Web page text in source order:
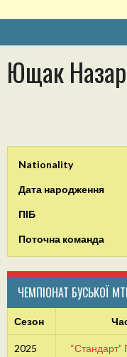
Ющак Назар
Nationality
Дата народження
ПІБ
Поточна команда
ЧЕМПІОНАТ БУСЬКОЇ
Сезон
2025